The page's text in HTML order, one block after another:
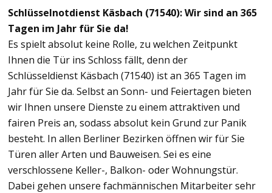
Schlüsselnotdienst Käsbach (71540): Wir sind an 365
Tagen im Jahr für Sie da!
Es spielt absolut keine Rolle, zu welchen Zeitpunkt
Ihnen die Tür ins Schloss fällt, denn der
Schlüsseldienst Käsbach (71540) ist an 365 Tagen im
Jahr für Sie da. Selbst an Sonn- und Feiertagen bieten
wir Ihnen unsere Dienste zu einem attraktiven und
fairen Preis an, sodass absolut kein Grund zur Panik
besteht. In allen Berliner Bezirken öffnen wir für Sie
Türen aller Arten und Bauweisen. Sei es eine
verschlossene Keller-, Balkon- oder Wohnungstür.
Dabei gehen unsere fachmännischen Mitarbeiter sehr